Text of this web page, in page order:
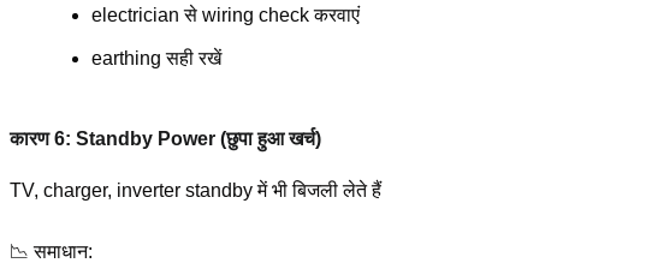
electrician से wiring check करवाएं
earthing सही रखें
कारण 6: Standby Power (छुपा हुआ खर्च)
TV, charger, inverter standby में भी बिजली लेते हैं
📉 समाधान: